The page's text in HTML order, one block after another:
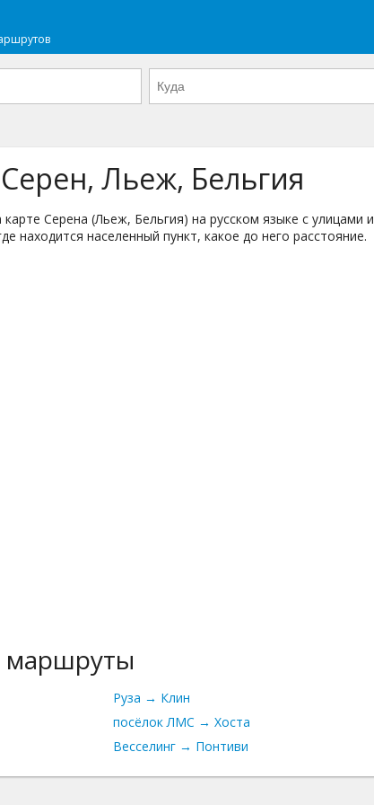
Льеж, Бельгия
Серена (Льеж, Бельгия) на русском языке с улицами и
находится населенный пункт, какое до него расстояние.
Руза → Клин
посёлок ЛМС → Хоста
Весселинг → Понтиви